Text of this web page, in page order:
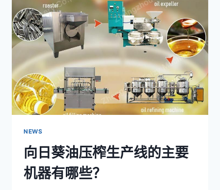
完
整
的
牛
油
果
油
生
产
线？
NEWS
向日葵油压榨生产线的主要
机器有哪些？